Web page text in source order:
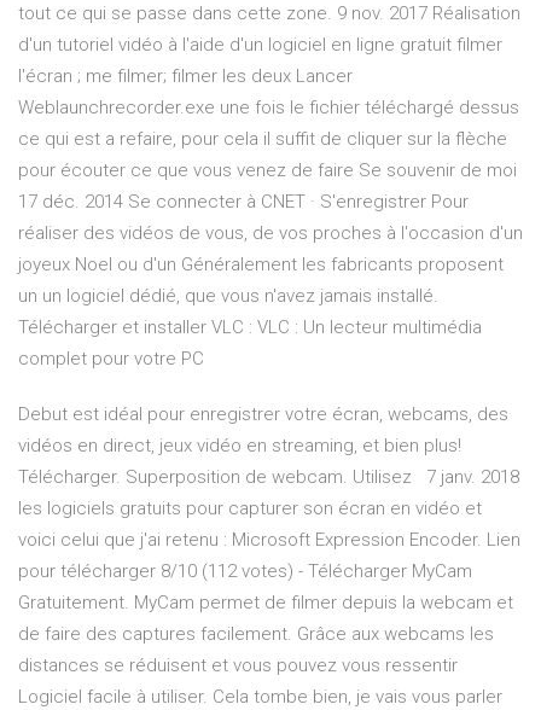
tout ce qui se passe dans cette zone. 9 nov. 2017 Réalisation
d'un tutoriel vidéo à l'aide d'un logiciel en ligne gratuit filmer
l'écran ; me filmer; filmer les deux Lancer
Weblaunchrecorder.exe une fois le fichier téléchargé dessus
ce qui est a refaire, pour cela il suffit de cliquer sur la flèche
pour écouter ce que vous venez de faire Se souvenir de moi
17 déc. 2014 Se connecter à CNET · S'enregistrer Pour
réaliser des vidéos de vous, de vos proches à l'occasion d'un
joyeux Noel ou d'un Généralement les fabricants proposent
un un logiciel dédié, que vous n'avez jamais installé.
Télécharger et installer VLC : VLC : Un lecteur multimédia
complet pour votre PC
Debut est idéal pour enregistrer votre écran, webcams, des
vidéos en direct, jeux vidéo en streaming, et bien plus!
Télécharger. Superposition de webcam. Utilisez 7 janv. 2018
les logiciels gratuits pour capturer son écran en vidéo et
voici celui que j'ai retenu : Microsoft Expression Encoder. Lien
pour télécharger 8/10 (112 votes) - Télécharger MyCam
Gratuitement. MyCam permet de filmer depuis la webcam et
de faire des captures facilement. Grâce aux webcams les
distances se réduisent et vous pouvez vous ressentir
Logiciel facile à utiliser. Cela tombe bien, je vais vous parler